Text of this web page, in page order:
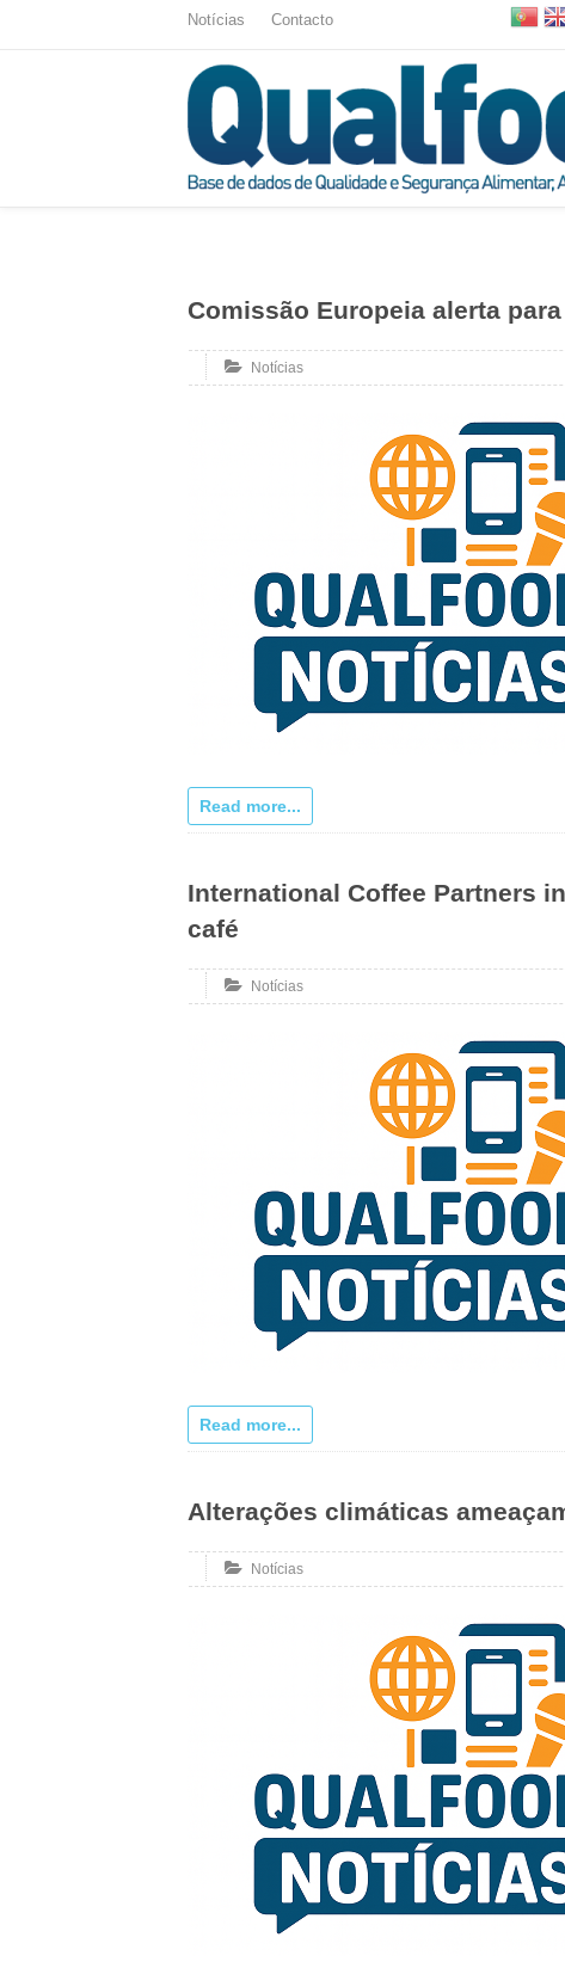
Notícias Contacto
Comissão Europeia alerta
Notícias
Read more...
International Coffee Partners
café
Notícias
Read more...
Alterações climáticas
Notícias